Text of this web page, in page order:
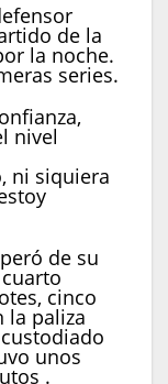
de la
la noche.
series.
nivel
ni siquiera
de su
cinco
la paliza
unos
.